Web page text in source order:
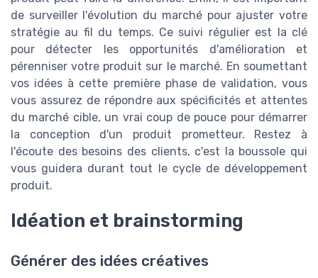
de surveiller l'évolution du marché pour ajuster votre
stratégie au fil du temps. Ce suivi régulier est la clé
pour détecter les opportunités d'amélioration et
pérenniser votre produit sur le marché. En soumettant
vos idées à cette première phase de validation, vous
vous assurez de répondre aux spécificités et attentes
du marché cible, un vrai coup de pouce pour démarrer
la conception d'un produit prometteur. Restez à
l'écoute des besoins des clients, c'est la boussole qui
vous guidera durant tout le cycle de développement
produit.
Idéation et brainstorming
Générer des idées créatives